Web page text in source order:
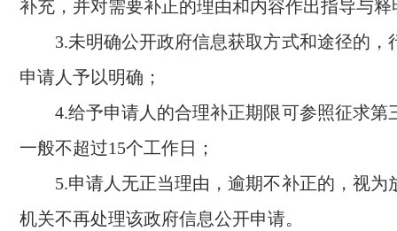
补充，并对需要补正的理由和内容作出指导与释
3.未明确公开政府信息获取方式和途径的，
申请人予以明确；
4.给予申请人的合理补正期限可参照征求第
一般不超过15个工作日；
5.申请人无正当理由，逾期不补正的，视为
机关不再处理该政府信息公开申请。